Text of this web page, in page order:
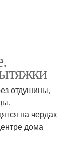
отдушины,
на чердак
дома